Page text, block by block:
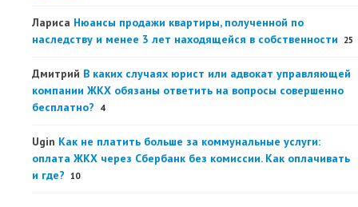
Лариса Нюансы продажи квартиры, полученной по
наследству и менее 3 лет находящейся в собственности
25
Дмитрий В каких случаях юрист или адвокат управляющей
компании ЖКХ обязаны ответить на вопросы совершенно
бесплатно?
4
Ugin Как не платить больше за коммунальные услуги:
оплата ЖКХ через Сбербанк без комиссии. Как оплачивать
и где? 10